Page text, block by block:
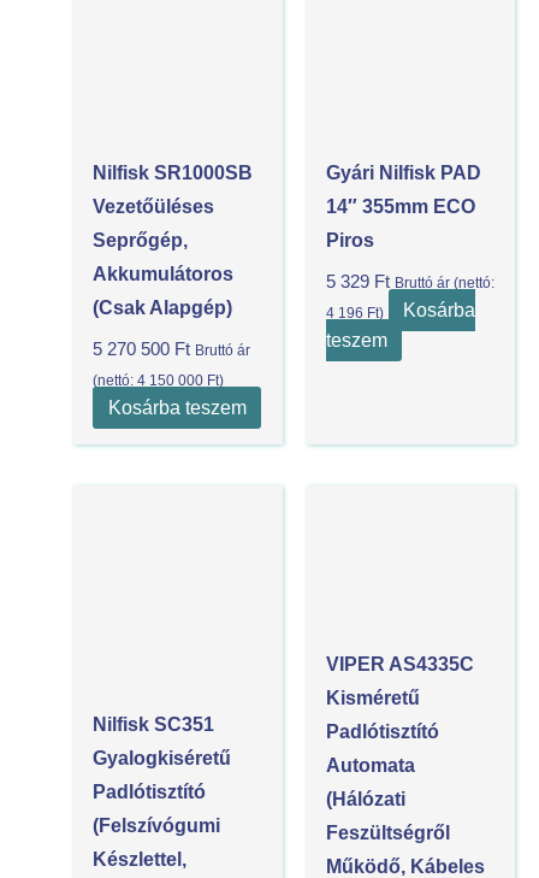
Nilfisk SR1000SB
Vezetőüléses
Seprőgép,
Akkumulátoros
(csak Alapgép)
5 270 500 Ft Bruttó ár
(nettó:4 150 000 Ft)
Kosárba teszem
Gyári Nilfisk PAD
14″ 355mm ECO
Piros
5 329 Ft Bruttó ár (nettó:
4 196 Ft)
Kosárba
teszem
Nilfisk SC351
Gyalogkiséretű
Padlótisztító
(felszívógumi
Készlettel,
VIPER AS4335C
Kisméretű
Padlótisztító
Automata
(Hálózati
Feszültségről
Működő, Kábeles